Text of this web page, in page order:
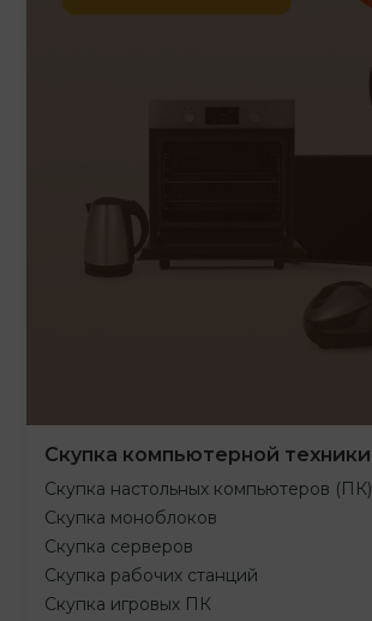
Скупка компьютерной техники
Скупка настольных компьютеров (ПК)
Скупка моноблоков
Скупка серверов
Скупка рабочих станций
Скупка игровых ПК